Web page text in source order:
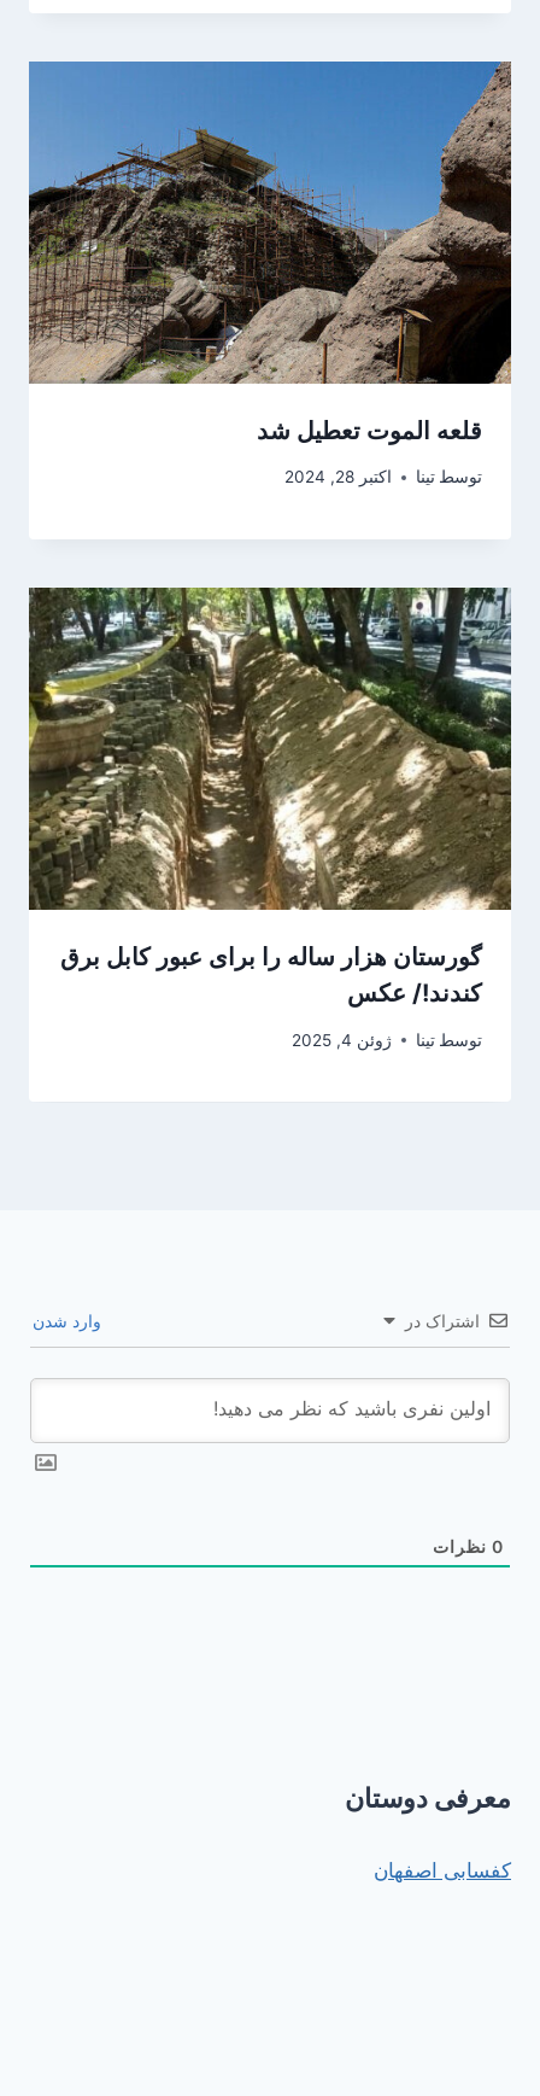
قلعه الموت تعطیل شد
توسط تینا اکتبر 28, 2024
گورستان هزار ساله را برای عبور کابل برق
کندند!/ عکس
توسط تینا ژوئن 4, 2025
اشتراک در وارد شدن
0 نظرات
معرفی دوستان
کفسابی اصفهان